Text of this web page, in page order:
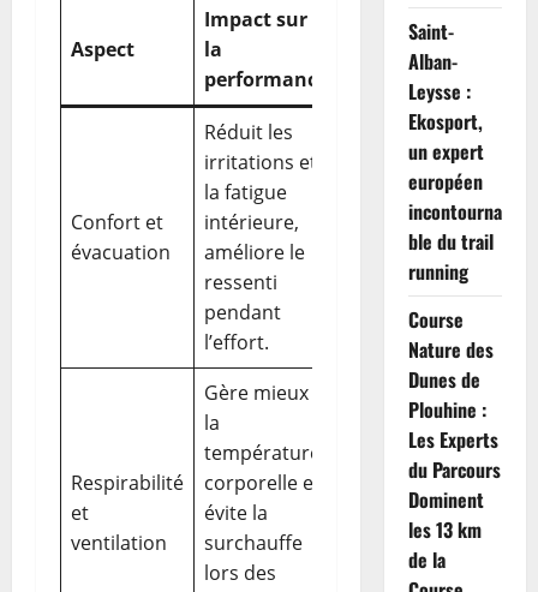
Aspect
Impact sur
la
performance
Exemple
pratique
Confort et
évacuation
Réduit les
irritations et
la fatigue
intérieure,
améliore le
ressenti
pendant
l’effort.
Matières
techniques qui
évacuent
rapidement la
transpiration
et limitent les
frottements.
Respirabilité
et
ventilation
Gère mieux
la
température
corporelle et
évite la
surchauffe
lors des
Empiècements
mesh et zones
aérée sur le
torse et le dos.
Saint-
Alban-
Leysse :
Ekosport,
un expert
européen
incontourna
ble du trail
running
Course
Nature des
Dunes de
Plouhine :
Les Experts
du Parcours
Dominent
les 13 km
de la